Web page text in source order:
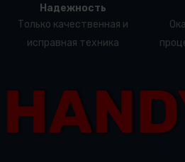
Надежность
Только качественная и
исправная техника